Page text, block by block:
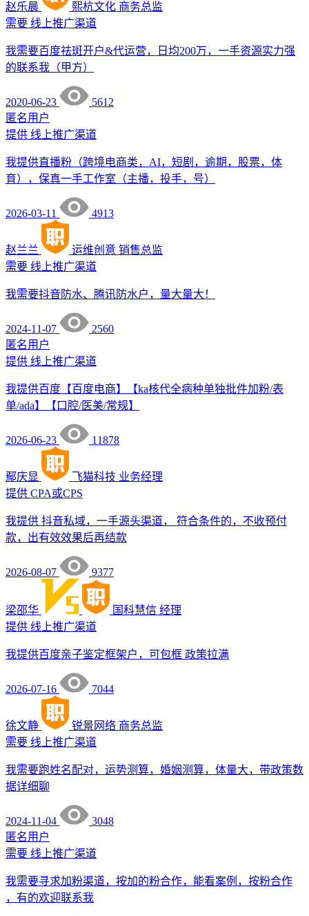
赵乐晨 熙杭文化 商务总监
需要 线上推广渠道
我需要百度祛斑开户&代运营，日均200万，一手资源实力强
的联系我（甲方）
2020-06-23
5612
匿名用户
提供 线上推广渠道
我提供直播粉（跨境电商类，AI，短剧，逾期，股票，体
育），保真一手工作室（主播，投手，号）
2026-03-11 4913
赵兰兰 运维创意 销售总监
需要 线上推广渠道
我需要抖音防水、腾讯防水户，量大量大！
2024-11-07
2560
匿名用户
提供 线上推广渠道
我提供百度【百度电商】【ka核代全病种单独批件加粉/表
单/ada】【口腔/医美/常规】
2026-06-23 11878
鄢庆显 飞猫科技 业务经理
提供 CPA或CPS
我提供 抖音私域，一手源头渠道， 符合条件的，不收预付
款，出有效效果后再结款
2026-08-07 9377
梁邵华 国科慧信 经理
提供 线上推广渠道
我提供百度亲子鉴定框架户，可包框 政策拉满
2026-07-16 7044
徐文静 锐景网络 商务总监
需要 线上推广渠道
我需要跑姓名配对，运势测算，婚姻测算，体量大，带政策数
据详细聊
2024-11-04
3048
匿名用户
需要 线上推广渠道
我需要寻求加粉渠道，按加的粉合作，能看案例，按粉合作
，有的欢迎联系我